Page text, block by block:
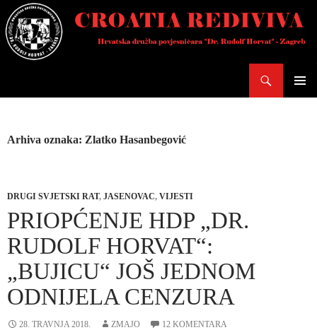
Skoči
do
sadržaja
Arhiva oznaka: Zlatko Hasanbegović
DRUGI SVJETSKI RAT, JASENOVAC, VIJESTI
PRIOPĆENJE HDP „DR.
RUDOLF HORVAT“:
„BUJICU“ JOŠ JEDNOM
ODNIJELA CENZURA
28. TRAVNJA 2018. ZMAJO 12 KOMENTARA